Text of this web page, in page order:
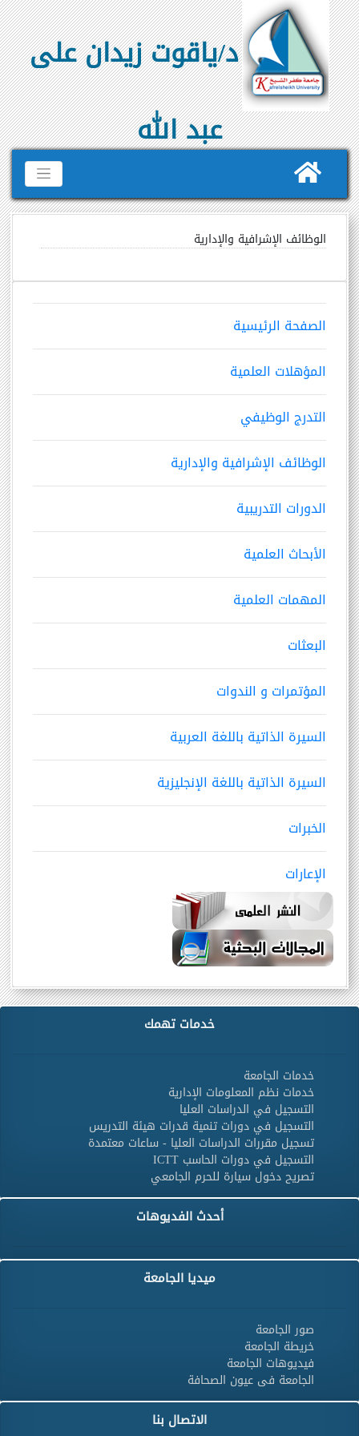
د/ياقوت زيدان على
عبد الله
الصفحة الرئيسية
المؤهلات العلمية
التدرج الوظيفي
الوظائف الإشرافية والإدارية
الدورات التدريبية
الأبحاث العلمية
المهمات العلمية
البعثات
المؤتمرات و الندوات
السيرة الذاتية باللغة العربية
السيرة الذاتية باللغة الإنجليزية
الخبرات
الإعارات
الوظائف الإشرافية والإدارية
خدمات تهمك
خدمات الجامعة
خدمات نظم المعلومات الإدارية
التسجيل في الدراسات العليا
التسجيل في دورات تنمية قدرات هيئة التدريس
تسجيل مقررات الدراسات العليا - ساعات معتمدة
التسجيل في دورات الحاسب ICTT
تصريح دخول سيارة للحرم الجامعي
أحدث الفديوهات
ميديا الجامعة
صور الجامعة
خريطة الجامعة
فيديوهات الجامعة
الجامعة فى عيون الصحافة
الاتصال بنا